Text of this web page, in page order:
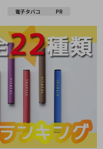
電子タバコ PR